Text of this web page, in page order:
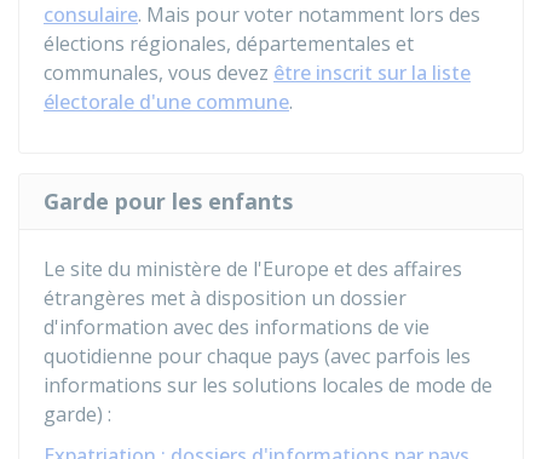
consulaire. Mais pour voter notamment lors des
élections régionales, départementales et
communales, vous devez être inscrit sur la liste
électorale d'une commune.
Garde pour les enfants
Le site du ministère de l'Europe et des affaires
étrangères met à disposition un dossier
d'information avec des informations de vie
quotidienne pour chaque pays (avec parfois les
informations sur les solutions locales de mode de
garde) :